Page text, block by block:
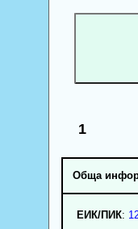
1
Обща
ЕИК/ПИК: